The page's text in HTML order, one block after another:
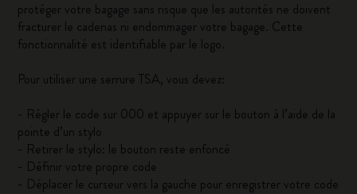
protéger votre bagage sans risque que les autorités ne doivent
fracturer le cadenas ni endommager votre bagage. Cette
fonctionnalité est identifiable par le logo.
Pour utiliser une serrure TSA, vous devez:
- Régler le code sur 000 et appuyer sur le bouton à l’aide de la
pointe d’un stylo
- Retirer le stylo: le bouton reste enfoncé
- Définir votre propre code
- Déplacer le curseur vers la gauche pour enregistrer votre code